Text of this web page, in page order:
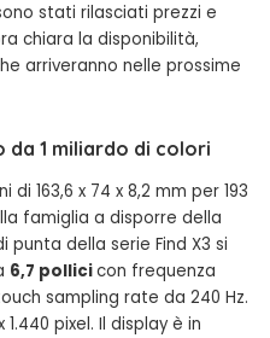
stati rilasciati prezzi e
chiara la disponibilità,
arriveranno nelle prossime
da 1 miliardo di colori
di 163,6 x 74 x 8,2 mm per 193
famiglia a disporre della
punta della serie Find X3 si
6,7 pollicicon frequenza
sampling rate da 240 Hz.
1.440 pixel. Il display è in